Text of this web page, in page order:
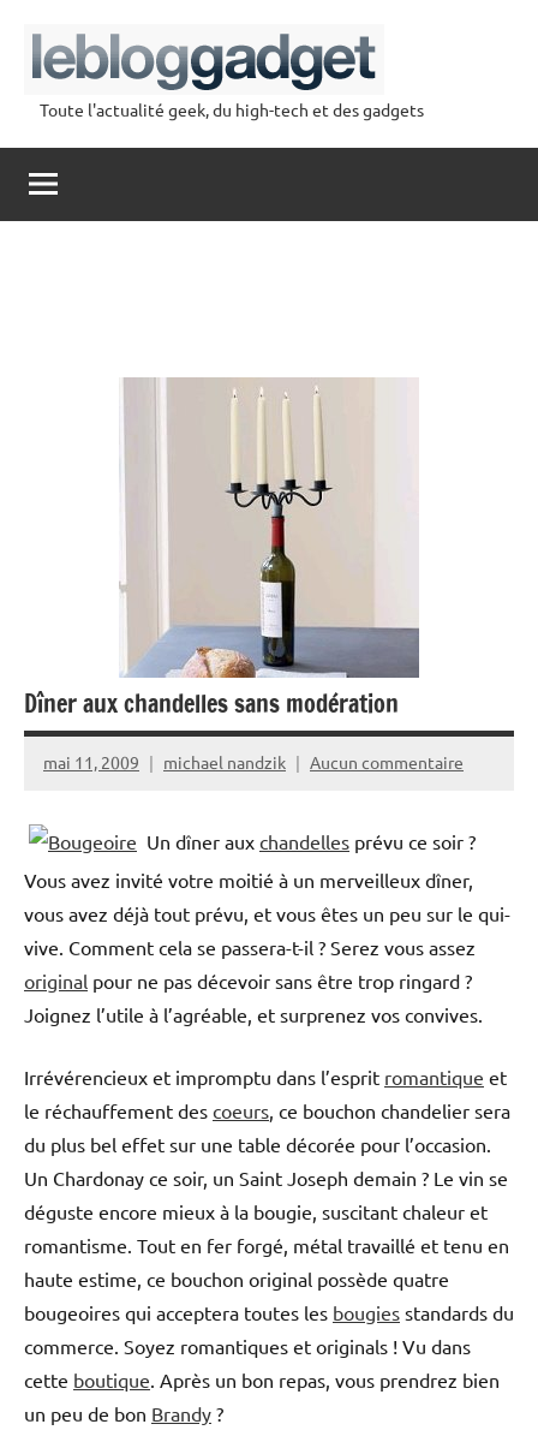
contenu
lebloggadget
Toute l'actualité geek, du high-tech et des gadgets
Dîner aux chandelles sans modération
mai 11, 2009 michael nandzik Aucun commentaire
Un dîner aux chandelles prévu ce soir ?
Vous avez invité votre moitié à un merveilleux dîner,
vous avez déjà tout prévu, et vous êtes un peu sur le qui-
vive. Comment cela se passera-t-il ? Serez vous assez
original pour ne pas décevoir sans être trop ringard ?
Joignez l’utile à l’agréable, et surprenez vos convives.
Irrévérencieux et impromptu dans l’esprit romantique et
le réchauffement des coeurs , ce bouchon chandelier sera
du plus bel effet sur une table décorée pour l’occasion.
Un Chardonay ce soir, un Saint Joseph demain ? Le vin se
déguste encore mieux à la bougie, suscitant chaleur et
romantisme. Tout en fer forgé, métal travaillé et tenu en
haute estime, ce bouchon original possède quatre
bougeoires qui acceptera toutes les bougies standards du
commerce. Soyez romantiques et originals ! Vu dans
cette boutique . Après un bon repas, vous prendrez bien
un peu de bon Brandy ?